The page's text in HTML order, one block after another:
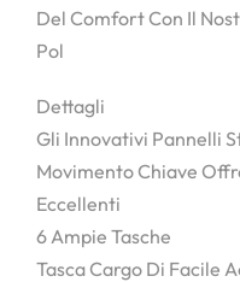
Del Comfort Con Il
Pol
Dettagli
Gli Innovativi Pannelli
Movimento Chiave
Eccellenti
6 Ampie Tasche
Tasca Cargo Di Facile